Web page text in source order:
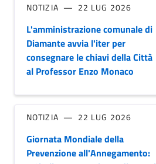
NOTIZIA 22 LUG 2026
L'amministrazione comunale di
Diamante avvia l'iter per
consegnare le chiavi della Città
al Professor Enzo Monaco
NOTIZIA 22 LUG 2026
Giornata Mondiale della
Prevenzione all'Annegamento: